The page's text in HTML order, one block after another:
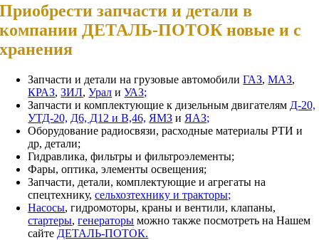
Приобрести запчасти и детали в
компании ДЕТАЛЬ-ПОТОК новые и с
хранения
Запчасти и детали на грузовые автомобилиГАЗ,МАЗ,
КРАЗ,ЗИЛ,Урал иУАЗ;
Запчасти и комплектующие к дизельным двигателям Д-20,
УТД-20, Д6, Д12 и В,46, ЯМЗ и ЯАЗ;
Оборудование радиосвязи, расходные материалы РТИ и
др, детали;
Гидравлика, фильтры и фильтроэлементы;
Фары, оптика, элементы освещения;
Запчасти, детали, комплектующие и агрегаты на
спецтехнику,сельхозтехнику и тракторы;
Насосы, гидромоторы, краны и вентили, клапаны,
стартеры,генераторы можно также посмотреть на Нашем
сайте ДЕТАЛЬ-ПОТОК.